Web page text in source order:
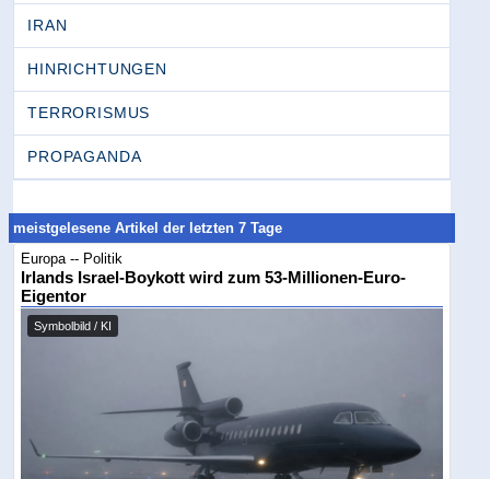
IRAN
HINRICHTUNGEN
TERRORISMUS
PROPAGANDA
meistgelesene Artikel der letzten 7 Tage
Europa -- Politik
Irlands Israel-Boykott wird zum 53-Millionen-Euro-
Eigentor
Symbolbild / KI